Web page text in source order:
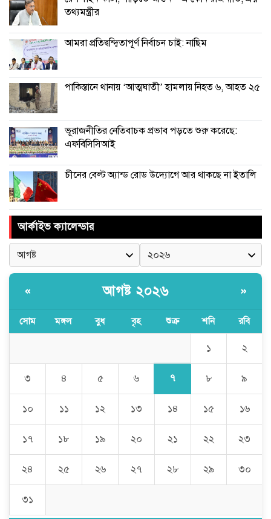
তথ্যমন্ত্রীর
আমরা প্রতিদ্বন্দ্বিতাপূর্ণ নির্বাচন চাই: না‌ছিম
পাকিস্তানে থানায় ‘আত্মঘাতী’ হামলায় নিহত ৬, আহত ২৫
ভূরাজনীতির নেতিবাচক প্রভাব পড়তে শুরু করেছে:
এফবিসিসিআই
চীনের বেল্ট অ্যান্ড রোড উদ্যোগে আর থাকছে না ইতালি
আর্কাইভ ক্যালেন্ডার
« আগষ্ট ২০২৬ »
সোম মঙ্গল বুধ বৃহ শুক্র শনি রবি
১ ২
৩ ৪ ৫ ৬ ৭ ৮ ৯
১০ ১১ ১২ ১৩ ১৪ ১৫ ১৬
১৭ ১৮ ১৯ ২০ ২১ ২২ ২৩
২৪ ২৫ ২৬ ২৭ ২৮ ২৯ ৩০
৩১